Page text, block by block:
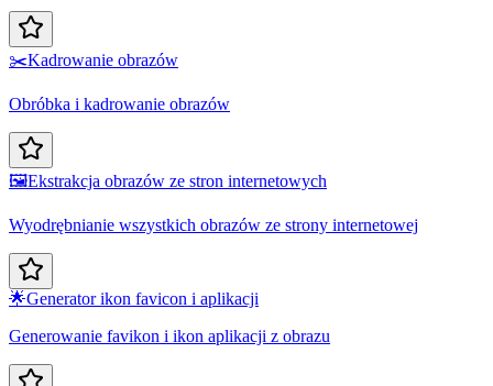
✂️Kadrowanie obrazów
Obróbka i kadrowanie obrazów
🖼️Ekstrakcja obrazów ze stron internetowych
Wyodrębnianie wszystkich obrazów ze strony internetowej
🌟Generator ikon favicon i aplikacji
Generowanie favikon i ikon aplikacji z obrazu